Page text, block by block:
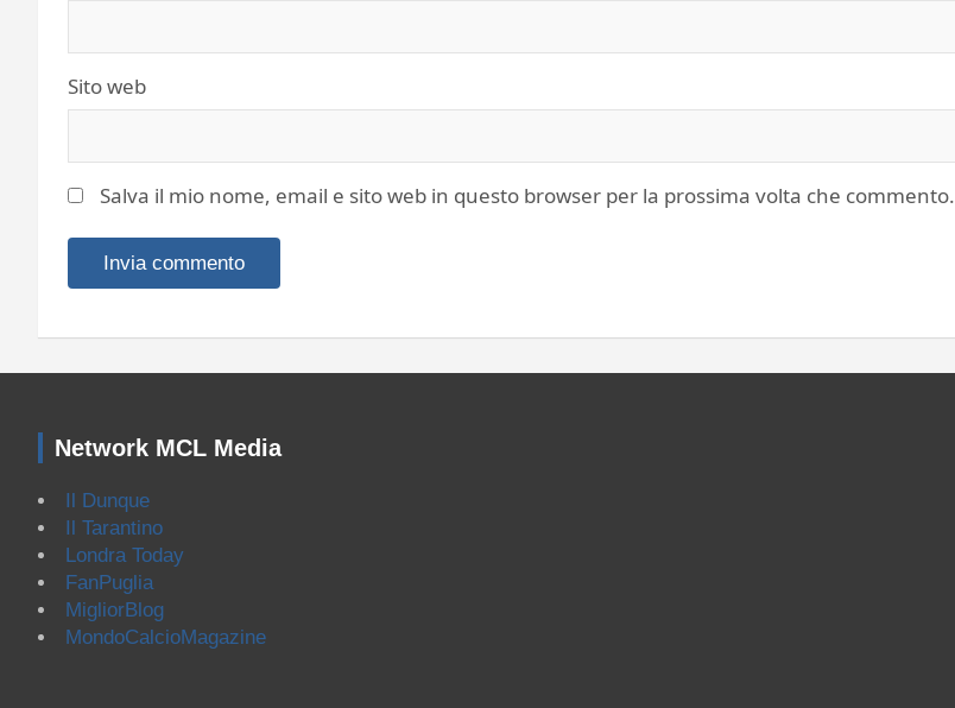
Sito web
Salva il mio nome, email e sito web in questo browser per la prossima volta che commento.
Network MCL Media
Il Dunque
Il Tarantino
Londra Today
FanPuglia
MigliorBlog
MondoCalcioMagazine